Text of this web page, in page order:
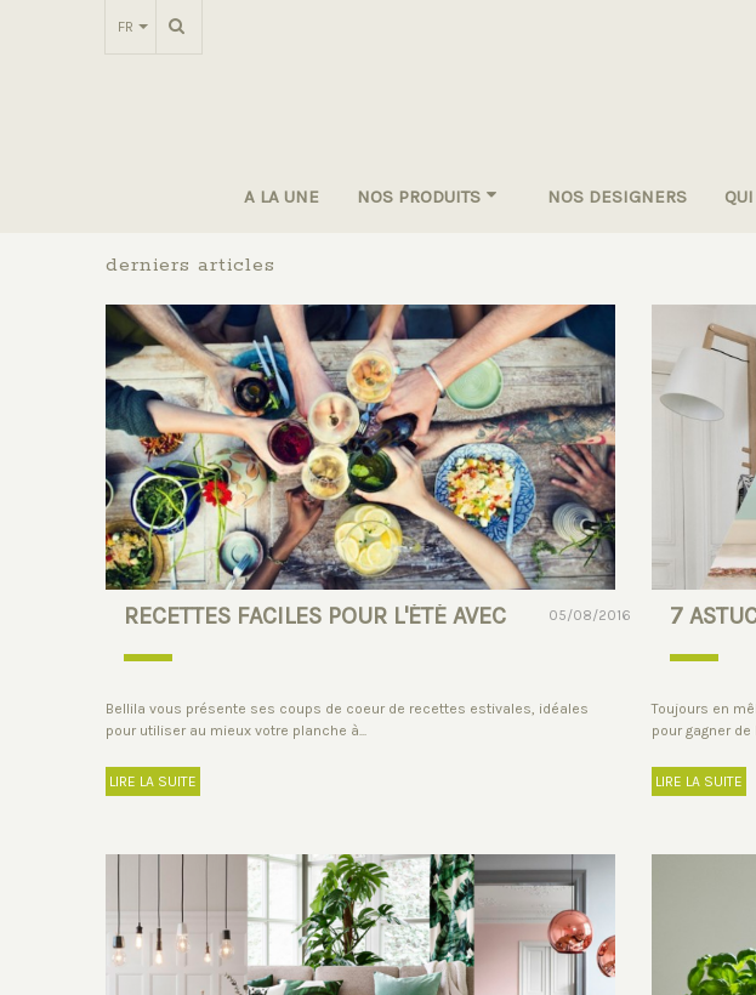
FR
A LA UNE NOS PRODUITS NOS DESIGNERS
derniers articles
RECETTES FACILES POUR L'ÉTÉ AVEC
05/08/2016
Bellila vous présente ses coups de coeur de recettes estivales, idéales
pour utiliser au mieux votre planche à...
LIRE LA SUITE
7
Toujours en
pour gagner
LIRE LA SUITE